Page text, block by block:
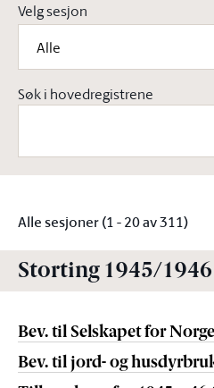
Velg sesjon
Alle
Søk i hovedregistrene
Alle sesjoner (1 - 20 av 311)
Storting 1945/1946
Bev. til Selskapet for
Bev. til jord- og